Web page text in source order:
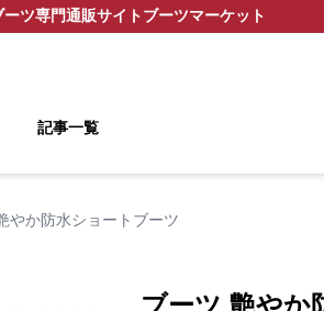
ーツ専門通販サイトブーツマーケット
記事一覧
やか防水ショートブーツ
ブーツ 艶やか